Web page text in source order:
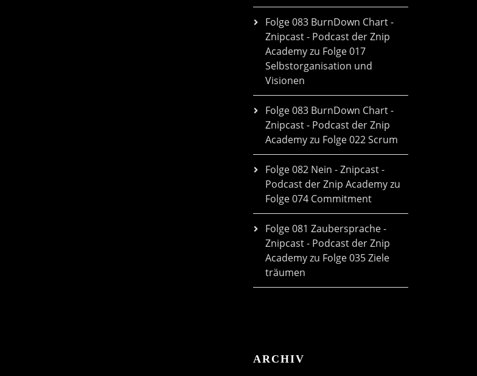
Folge 083 BurnDown Chart -
Znipcast - Podcast der Znip
Academyzu Folge 017
Selbstorganisation und
Visionen
Folge 083 BurnDown Chart -
Znipcast - Podcast der Znip
Academyzu Folge 022 Scrum
Folge 082 Nein - Znipcast -
Podcast der Znip Academyzu
Folge 074 Commitment
Folge 081 Zaubersprache -
Znipcast - Podcast der Znip
Academyzu Folge 035 Ziele
träumen
ARCHIV